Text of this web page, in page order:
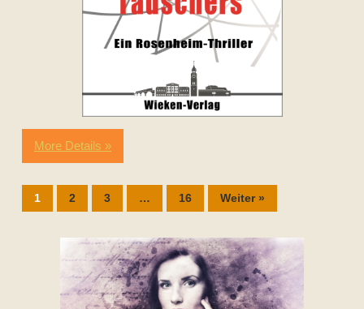
More Details »
1 2 3 … 16 Weiter »